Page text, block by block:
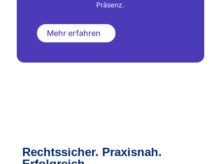
Präsenz.
Mehr erfahren
Rechtssicher. Praxisnah.